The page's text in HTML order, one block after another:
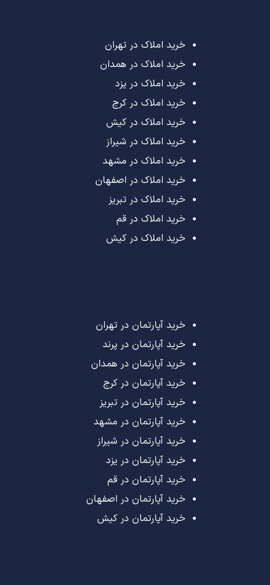
خرید املاک در تهران
خرید املاک در همدان
خرید املاک در یزد
خرید املاک در کرج
خرید املاک در کیش
خرید املاک در شیراز
خرید املاک در مشهد
خرید املاک در اصفهان
خرید املاک در تبریز
خرید املاک در قم
خرید املاک در کیش
خرید آپارتمان در تهران
خرید آپارتمان در پرند
خرید آپارتمان در همدان
خرید آپارتمان در کرج
خرید آپارتمان در تبریز
خرید آپارتمان در مشهد
خرید آپارتمان در شیراز
خرید آپارتمان در یزد
خرید آپارتمان در قم
خرید آپارتمان در اصفهان
خرید آپارتمان در کیش